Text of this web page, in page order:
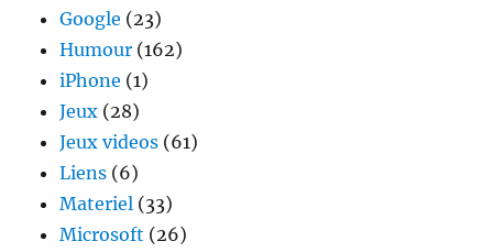
Google (23)
Humour (162)
iPhone (1)
Jeux (28)
Jeux videos (61)
Liens (6)
Materiel (33)
Microsoft (26)